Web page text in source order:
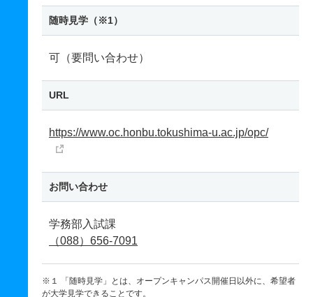
随時見学（※1）
可（要問い合わせ）
URL
https://www.oc.honbu.tokushima-u.ac.jp/opc/
お問い合わせ
学務部入試課
（088）656-7091
※１ 「随時見学」とは、オープンキャンパス開催日以外に、希望者
が大学見学できることです。